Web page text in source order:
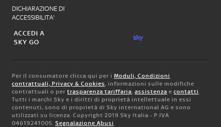
DICHIARAZIONE DI
ACCESSIBILITA'
ACCEDI A
SKY GO
Per il consumatore clicca qui per i Moduli, Condizioni
contrattuali, Privacy & Cookies, informazioni sulle modifiche
contrattuali o per trasparenza tariffaria, assistenza e contatti.
Tutti i marchi Sky e i diritti di proprietà intellettuale in essi
contenuti, sono di proprietà di Sky international AG e sono
utilizzati su licenza. Copyright 2019 Sky Italia - P.IVA
04619241005. Segnalazione Abusi